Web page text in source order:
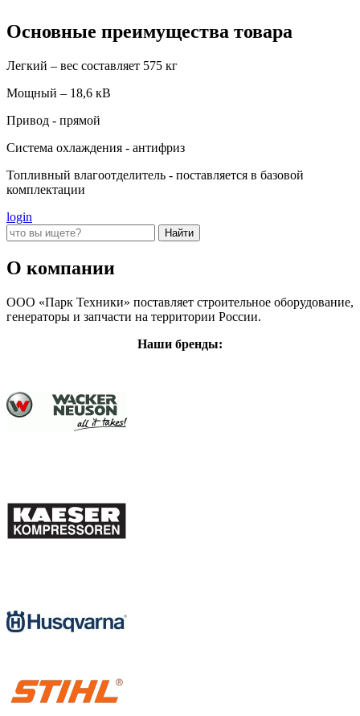
Основные преимущества товара
Легкий – вес составляет 575 кг
Мощный – 18,6 кВ
Привод - прямой
Система охлаждения - антифриз
Топливный влагоотделитель - поставляется в базовой
комплектации
login
О компании
ООО «Парк Техники» поставляет строительное оборудование,
генераторы и запчасти на территории России.
Наши бренды: